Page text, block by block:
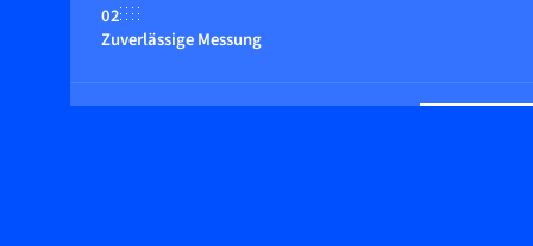
02
Zuverlässige Messung